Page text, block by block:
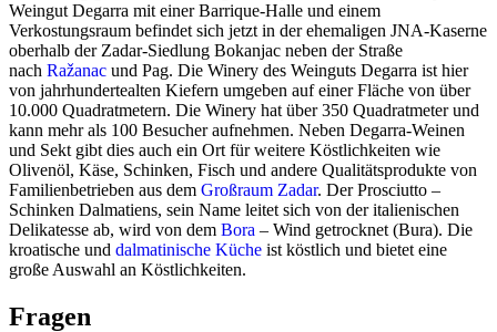
Weingut Degarra mit einer Barrique-Halle und einem
Verkostungsraum befindet sich jetzt in der ehemaligen JNA-Kaserne
oberhalb der Zadar-Siedlung Bokanjac neben der Straße
nach Ražanac und Pag. Die Winery des Weinguts Degarra ist hier
von jahrhundertealten Kiefern umgeben auf einer Fläche von über
10.000 Quadratmetern. Die Winery hat über 350 Quadratmeter und
kann mehr als 100 Besucher aufnehmen. Neben Degarra-Weinen
und Sekt gibt dies auch ein Ort für weitere Köstlichkeiten wie
Olivenöl, Käse, Schinken, Fisch und andere Qualitätsprodukte von
Familienbetrieben aus dem Großraum Zadar. Der Prosciutto –
Schinken Dalmatiens, sein Name leitet sich von der italienischen
Delikatesse ab, wird von dem Bora – Wind getrocknet (Bura). Die
kroatische und dalmatinische Küche ist köstlich und bietet eine
große Auswahl an Köstlichkeiten.
Fragen